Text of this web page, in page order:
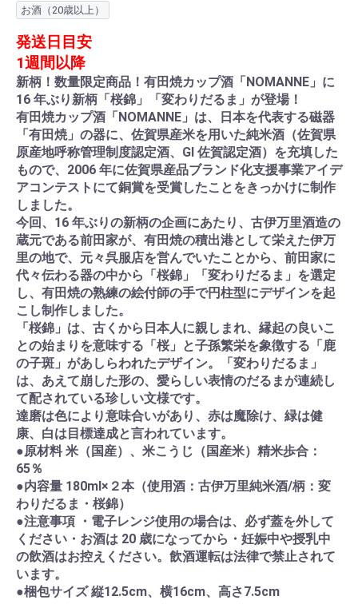
お買い物を続ける カートへ進む
お酒（20歳以上）
発送日目安
1週間以降
新柄！数量限定商品！有田焼カップ酒「NOMANNE」に
16 年ぶり新柄「桜錦」「変わりだるま」が登場！
有田焼カップ酒「NOMANNE」は、日本を代表する磁器
「有田焼」の器に、佐賀県産米を用いた純米酒（佐賀県
原産地呼称管理制度認定酒、GI 佐賀認定酒）を充填した
もので、2006 年に佐賀県産品ブランド化支援事業アイデ
アコンテストにて銅賞を受賞したことをきっかけに制作
しました。
今回、16 年ぶりの新柄の企画にあたり、古伊万里酒造の
蔵元である前田家が、有田焼の積出港として栄えた伊万
里の地で、元々呉服店を営んでいたことから、前田家に
代々伝わる器の中から「桜錦」「変わりだるま」を選定
し、有田焼の熟練の絵付師の手で円柱型にデザインを起
こし制作しました。
「桜錦」は、古くから日本人に親しまれ、縁起の良いこ
との始まりを意味する「桜」と子孫繁栄を象徴する「鹿
の子斑」があしらわれたデザイン。「変わりだるま」
は、あえて崩した形の、愛らしい表情のだるまが連続し
て配されている珍しい文様です。
達磨は色により意味合いがあり、赤は魔除け、緑は健
康、白は目標達成と言われています。
●原材料 米（国産）、米こうじ（国産米）精米歩合：
65％
●内容量 180ml×２本（使用酒：古伊万里純米酒/柄：変
わりだるま・桜錦）
●注意事項 ・電子レンジ使用の場合は、必ず蓋を外して
ください・お酒は 20 歳になってから・妊娠中や授乳中
の飲酒はお控えください。飲酒運転は法律で禁止されて
います。
●梱包サイズ 縦12.5cm、横16cm、高さ7.5cm